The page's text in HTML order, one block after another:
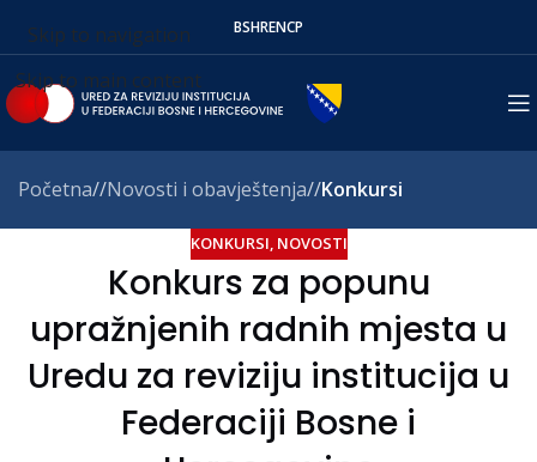
Skip to navigation
Skip to main content
BSHRENСР
Početna/ Novosti i obavještenja/ Konkursi
KONKURSI, NOVOSTI
Konkurs za popunu
upražnjenih radnih mjesta u
Uredu za reviziju institucija u
Federaciji Bosne i